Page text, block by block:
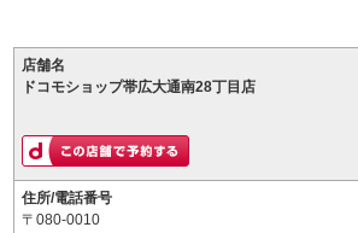
店舗名
ドコモショップ帯広大通南28丁目店
住所/電話番号
〒080-0010